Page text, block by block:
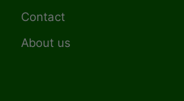
Contact
About us